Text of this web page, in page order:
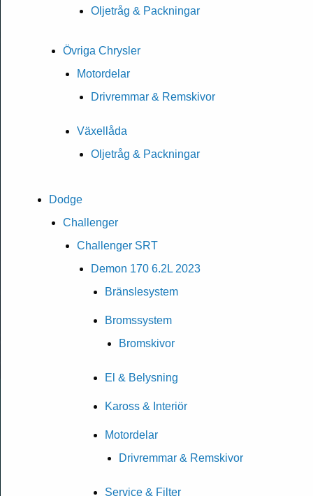
Oljetråg & Packningar
Övriga Chrysler
Motordelar
Drivremmar & Remskivor
Växellåda
Oljetråg & Packningar
Dodge
Challenger
Challenger SRT
Demon 170 6.2L 2023
Bränslesystem
Bromssystem
Bromskivor
El & Belysning
Kaross & Interiör
Motordelar
Drivremmar & Remskivor
Service & Filter